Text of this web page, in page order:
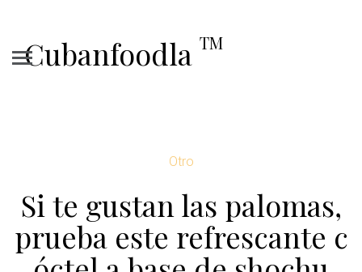
Cubanfoodla TM
Otro
Si te gustan las palomas,
prueba este refrescante c